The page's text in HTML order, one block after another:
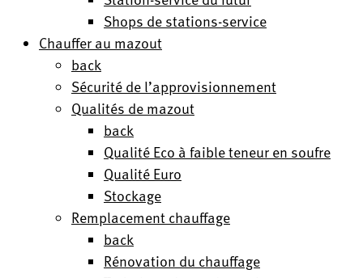
Shops de stations-service
Chauffer au mazout
back
Sécurité de l’approvisionnement
Qualités de mazout
back
Qualité Eco à faible teneur en soufre
Qualité Euro
Stockage
Remplacement chauffage
back
Rénovation du chauffage